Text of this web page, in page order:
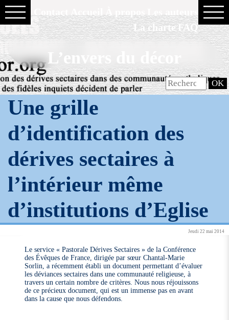
La charte FAQ
L’envers du décor
Une grille
d’identification des
dérives sectaires à
l’intérieur même
d’institutions d’Eglise
Jeudi 22 mai 2014
Le service « Pastorale Dérives Sectaires » de la Conférence
des Évêques de France, dirigée par sœur Chantal-Marie
Sorlin, a récemment établi un document permettant d’évaluer
les déviances sectaires dans une communauté religieuse, à
travers un certain nombre de critères. Nous nous réjouissons
de ce précieux document, qui est un immense pas en avant
dans la cause que nous défendons.